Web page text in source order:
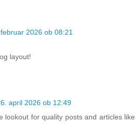
2026 ob 08:21
layout!
april 2026 ob 12:49
lookout for quality posts and articles like